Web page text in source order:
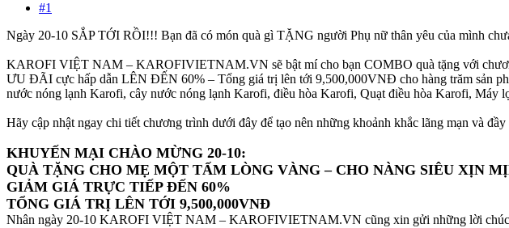
#1
Ngày 20-10 SẮP TỚI RỒI!!! Bạn đã có món quà gì TẶNG người Phụ nữ thân yêu của mình
KAROFI VIỆT NAM – KAROFIVIETNAM.VN sẽ bật mí cho bạn COMBO quà tặng với
ƯU ĐÃI cực hấp dẫn LÊN ĐẾN 60% – Tổng giá trị lên tới 9,500,000VNĐ cho hàng trăm sản
nước nóng lạnh Karofi, cây nước nóng lạnh Karofi, điều hòa Karofi, Quạt điều hòa Karofi,
Hãy cập nhật ngay chi tiết chương trình dưới đây để tạo nên những khoảnh khắc lãng mạn và
KHUYẾN MẠI CHÀO MỪNG 20-10:
QUÀ TẶNG CHO MẸ MỘT TẤM LÒNG VÀNG – CHO NÀNG SIÊU XỊN
GIẢM GIÁ TRỰC TIẾP ĐẾN 60%
TỔNG GIÁ TRỊ LÊN TỚI 9,500,000VNĐ
Nhân ngày 20-10 KAROFI VIỆT NAM – KAROFIVIETNAM.VN cũng xin gửi những lời chúc